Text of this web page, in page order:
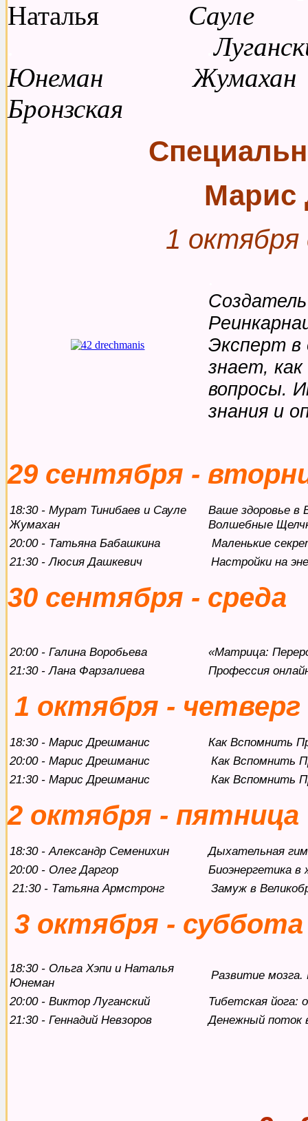
Наталья
. .
Юнеман
Бронзская
Марис
1 октября
Эксперт
знает,
вопросы.
знания и
29 сентября -
18:30 - Мурат Тинибаев и Сауле
Жумахан
Ваше здоровье
Волшебные
20:00 - Татьяна Бабашкина
Маленькие
21:30 - Люсия Дашкевич
Настройки на
30 сентября - среда
20:00 - Галина Воробьева
«Матрица:
21:30 - Лана Фарзалиева
Профессия
1 октября - четверг
18:30 - Марис Дрешманис
Как Вспомнить
20:00 - Марис Дрешманис
Как Вспомнить
21:30 - Марис Дрешманис
Как Вспомнить
2 октября - пятница
18:30 - Александр Семенихин
Дыхательная
20:00 - Олег Даргор
Биоэнергетика в
21:30 - Татьяна Армстронг
Замуж в
3 октября - суббота
18:30 - Ольга Хэпи и Наталья
Юнеман
Развитие мозга.
20:00 - Виктор Луганский
Тибетская йога:
21:30 - Геннадий Невзоров
Дeнeжный поток